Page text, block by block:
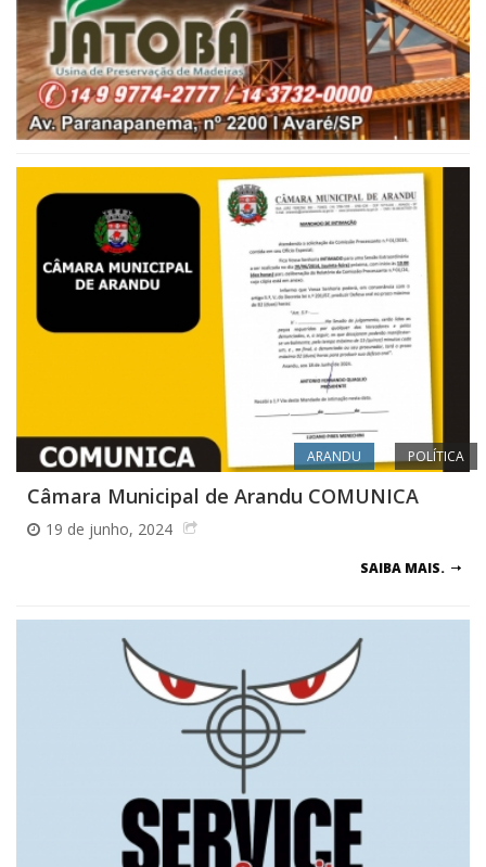
ARANDU POLÍTICA
Câmara Municipal de Arandu COMUNICA
19 de junho, 2024
SAIBA MAIS.